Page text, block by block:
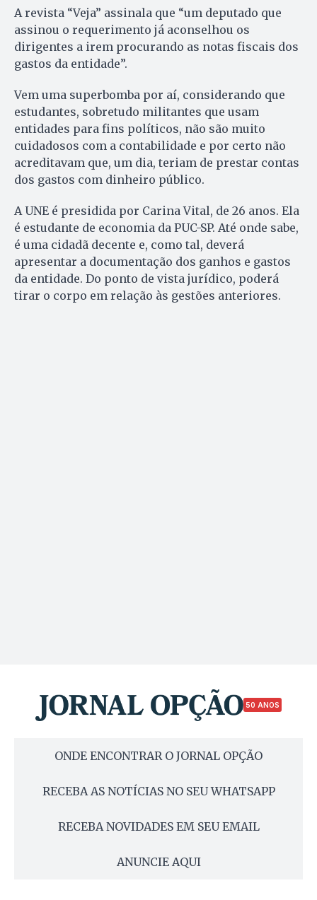
A revista “Veja” assinala que “um deputado que
assinou o requerimento já aconselhou os
dirigentes a irem procurando as notas fiscais dos
gastos da entidade”.
Vem uma superbomba por aí, considerando que
estudantes, sobretudo militantes que usam
entidades para fins políticos, não são muito
cuidadosos com a contabilidade e por certo não
acreditavam que, um dia, teriam de prestar contas
dos gastos com dinheiro público.
A UNE é presidida por Carina Vital, de 26 anos. Ela
é estudante de economia da PUC-SP. Até onde sabe,
é uma cidadã decente e, como tal, deverá
apresentar a documentação dos ganhos e gastos
da entidade. Do ponto de vista jurídico, poderá
tirar o corpo em relação às gestões anteriores.
50 ANOS
ONDE ENCONTRAR O JORNAL OPÇÃO
RECEBA AS NOTÍCIAS NO SEU WHATSAPP
RECEBA NOVIDADES EM SEU EMAIL
ANUNCIE AQUI